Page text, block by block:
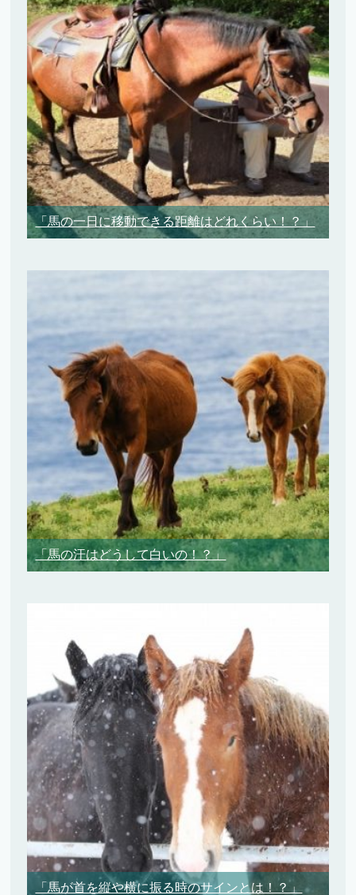
「馬の一日に移動できる距離はどれくらい！？」
「馬の汗はどうして白いの！？」
「馬が首を縦や横に振る時のサインとは！？」